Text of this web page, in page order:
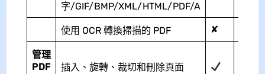
字/GIF/BMP/XML/HTML/PDF/A
使用 OCR 轉換掃描的 PDF ✘
管理
PDF
插入、旋轉、裁切和刪除頁面